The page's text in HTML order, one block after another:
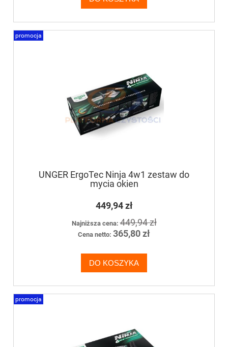
UNGER ErgoTec Ninja 4w1 zestaw do
mycia okien
449,94 zł
Najniższa cena:449,94 zł
Cena netto: 365,80 zł
DO KOSZYKA
promocja
promocja